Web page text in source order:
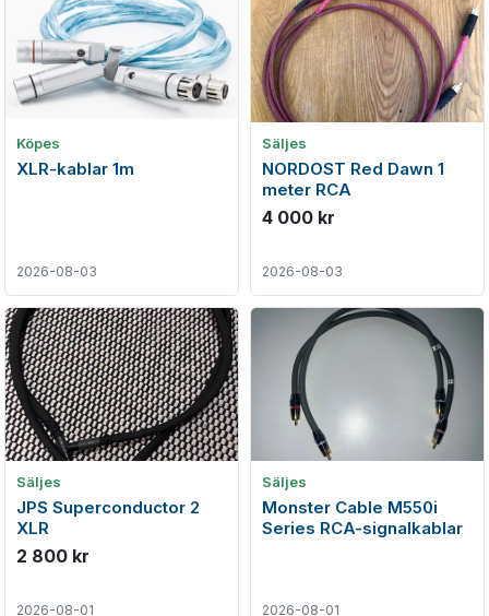
Köpes
XLR-kablar 1m
2026-08-03
Säljes
NORDOST Red Dawn 1
meter RCA
4 000 kr
2026-08-03
Säljes
JPS Superconductor 2
XLR
2 800 kr
2026-08-01
Säljes
Monster Cable M550i
Series RCA-signalkablar
2026-08-01